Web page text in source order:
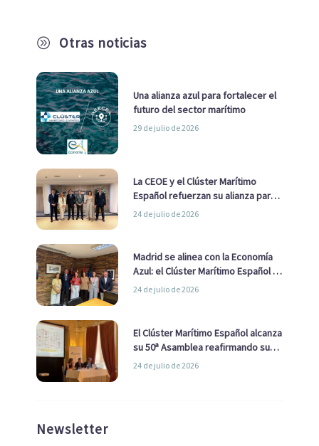
A Otras noticias
Una alianza azul para fortalecer el
futuro del sector marítimo
29 de julio de 2026
La CEOE y el Clúster Marítimo
Español refuerzan su alianza para
impulsar una estrategia Nacional
24 de julio de 2026
Madrid se alinea con la Economía
Azul: el Clúster Marítimo Español y
la Real Liga Naval avanzan alianzas
24 de julio de 2026
El Clúster Marítimo Español alcanza
su 50ª Asamblea reafirmando su
liderazgo en la Economía Azul
24 de julio de 2026
Newsletter